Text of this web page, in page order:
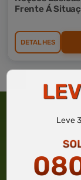
Frente Á
DETALHES
Leve